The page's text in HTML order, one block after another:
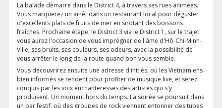
La balade démarre dans le District 4, à travers ses rues animées.
Vous marquerez un arrêt dans un restaurant local pour déguster
d'excellents plats de fruits de mer en sirotant des boissons
fraîches. Prochaine étape, le District 3 via le District 1, sur le trajet
vous aurez l'occasion de vous imprégner de l'âme d'Hô-Chi-Minh-
Ville, ses bruits, ses couleurs, ses odeurs, avec la possibilité de
vous arrêter le long de la route quand bon vous semble.
Vous découvrirez ensuite une adresse d'initiés, où les Vietnamiens
bien informés se rendent pour profiter de musique live, et serez
conquis par les voix enchanteresses des artistes qui s'y
produisent. Un moment hors du temps. La soirée se poursuit dans
un bar festif, où des groupes de rock viennent entonner des tubes